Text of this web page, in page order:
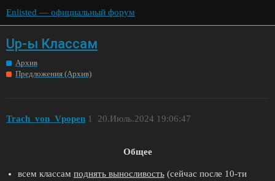
Enlisted — официальный форум
Up-ы Классам
Архив
Предложения (Архив)
Trach_von_Vpopen 20.Июль.2024 19:06:47
1
Общее
всем классам поднять выносливость(сейчас после 10-ти